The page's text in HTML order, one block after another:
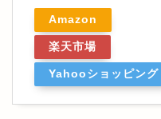
Amazon
楽天市場
Yahooショッピング